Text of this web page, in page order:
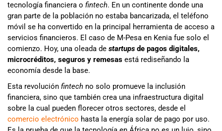
tecnología financiera o fintech. En un continente donde una
gran parte de la población no estaba bancarizada, el teléfono
móvil se ha convertido en la principal herramienta de acceso a
servicios financieros. El caso de M-Pesa en Kenia fue solo el
comienzo. Hoy, una oleada de startups de pagos digitales,
microcréditos, seguros y remesas está rediseñando la
economía desde la base.
Esta revolución fintech no solo promueve la inclusión
financiera, sino que también crea una infraestructura digital
sobre la cual pueden florecer otros sectores, desde el
comercio electrónico hasta la energía solar de pago por uso.